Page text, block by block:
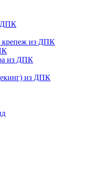
ДПК
из ДПК
из ДПК
из ДПК